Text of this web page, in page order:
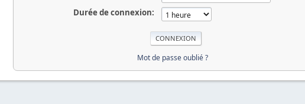
Durée de connexion:
Mot de passe oublié ?